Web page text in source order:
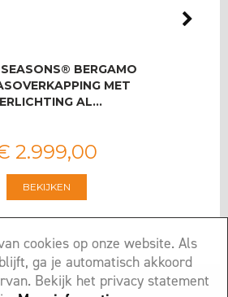
BERGAMO
MET
AL…
2.999,00
BEKIJKEN
cookies op onze website. Als
ga je automatisch akkoord
Bekijk het privacy statement